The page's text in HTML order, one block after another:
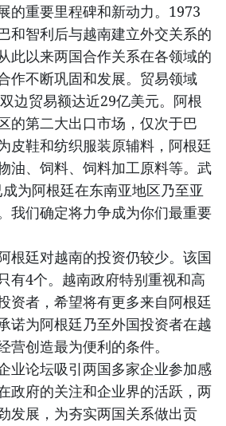
的重要里程碑和新动力。1973
和智利后与越南建立外交关系的
此以来两国合作关系在各领域的
作不断巩固和发展。贸易领域
边贸易额达近29亿美元。阿根
的第二大出口市场，仅次于巴
皮鞋和纺织服装原辅料，阿根廷
油、饲料、饲料加工原料等。武
为阿根廷在东南亚地区乃至亚
我们确定将力争成为你们最重要
根廷对越南的投资仍较少。该国
有4个。越南政府特别重视和高
资者，希望将有更多来自阿根廷
诺为阿根廷乃至外国投资者在越
营创造最为便利的条件。
业论坛吸引两国多家企业参加感
政府的关注和企业界的活跃，两
发展，为夯实两国关系做出贡